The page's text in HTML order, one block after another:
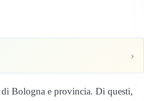
›
Bologna e provincia. Di questi,